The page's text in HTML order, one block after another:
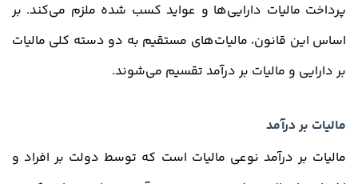
پرداخت مالیات دارایی‌ها و عواید کسب شده ملزم می‌کند. بر
اساس این قانون، مالیات‌های مستقیم به دو دسته کلی مالیات
بر دارایی و مالیات بر درآمد تقسیم می‌شوند.
مالیات بر درآمد
مالیات بر درآمد نوعی مالیات است که توسط دولت بر افراد و